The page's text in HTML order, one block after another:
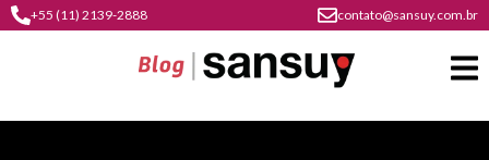
+55 (11) 2139-2888 contato@sansuy.com.br